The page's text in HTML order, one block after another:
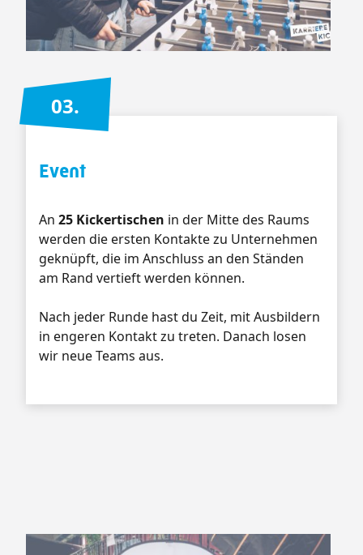
03.
Event
An 25 Kickertischen in der Mitte des Raums
werden die ersten Kontakte zu Unternehmen
geknüpft, die im Anschluss an den Ständen
am Rand vertieft werden können.
Nach jeder Runde hast du Zeit, mit Ausbildern
in engeren Kontakt zu treten. Danach losen
wir neue Teams aus.